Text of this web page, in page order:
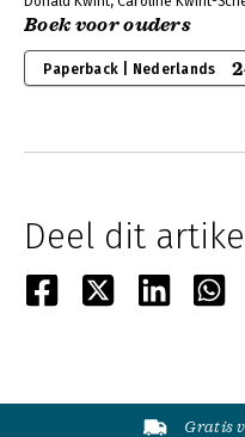
Boek voor ouders
Paperback | Nederlands
Deel dit
Gratis